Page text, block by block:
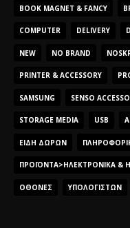
BOOK MAGNET & FANCY
COMPUTER DELIVERY
NEW NO BRAND
PRINTER & ACCESSORY
SAMSUNG SENSO
STORAGE MEDIA USB
ΕΊΔΗ ΔΏΡΩΝ
ΠΡΟΪΌΝΤΑ>ΗΛΕΚΤΡΟΝΙΚΆ &
ΟΘΌΝΕΣ ΥΠΟΛΟΓΙΣΤΏΝ